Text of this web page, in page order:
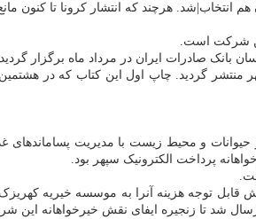
انتخاب|شد. هرچند که انتشار کرونا تا کنون
شرکت است.
بانک صادرات ایران در مرداد ماه برگزار
گردید. چاپ اول این کتاب که در
و محیط زیست با مدیریت
پرداخت الکترونیک سپهر بود.
توجه هزینه آنرا به موسسه خیریه
زنجیره ایفای نقش خیرخواهانه این شرکت در